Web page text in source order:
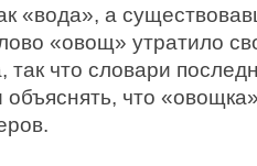
«вода», а
«овощ» утратило
так что словари
что